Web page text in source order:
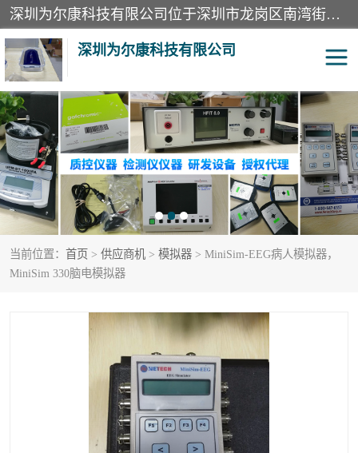
深圳为尔康科技有限公司位于深圳市龙岗区南湾街道。经营范围包括：计算机网络技术开发、技术转让、技术咨询、技术服务；一类医疗器械、通讯设备、机械设备、五金产品、电器产品的销售；二类、三类医疗器械的销售等；主要产品有：无创血压模拟仪、气体检测仪、检测仪、bms1x射线胶片、输液泵分析仪、呼吸机分析仪、心电图机测试仪等产品。
深圳为尔康科技有限公司
当前位置： 首页 > 供应商机 > 模拟器 > MiniSim-EEG病人模拟器，
MiniSim 330脑电模拟器
教学模型 实验室器材
模拟器 无创血压模拟仪
测试卡 检测仪
X射线检测仪 声功率计
血透机分析仪 电气分析仪
X射线分析仪